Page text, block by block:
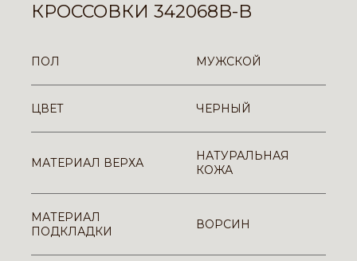
КРОССОВКИ 342068B-B
ПОЛ МУЖСКОЙ
ЦВЕТ ЧЕРНЫЙ
МАТЕРИАЛ ВЕРХА
НАТУРАЛЬНАЯ
КОЖА
МАТЕРИАЛ
ПОДКЛАДКИ
ВОРСИН